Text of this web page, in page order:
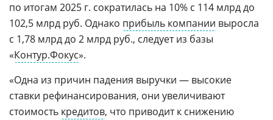
по итогам 2025 г. сократилась на 10% с 114 млрд до
102,5 млрд руб. Однако прибыль компании выросла
с 1,78 млрд до 2 млрд руб., следует из базы
«Контур.Фокус».
«Одна из причин падения выручки — высокие
ставки рефинансирования, они увеличивают
стоимость кредитов, что приводит к снижению